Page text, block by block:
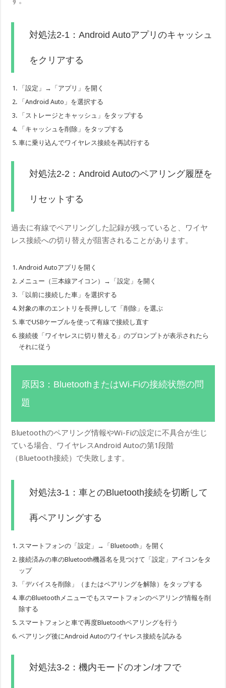
対処法2-1：Android Autoアプリのキャッシュ
をクリアする
「設定」→「アプリ」を開く
「Android Auto」を選択する
「ストレージとキャッシュ」をタップする
「キャッシュを削除」をタップする
車に乗り込んでワイヤレス接続を再試行する
対処法2-2：Android Autoのペアリング履歴を
リセットする
過去に有線でペアリングした記録が残っていると、ワイヤ
レス接続への切り替えが阻害されることがあります。
Android Autoアプリを開く
メニュー（三本線アイコン）→「設定」を開く
「以前に接続した車」を選択する
対象の車のエントリを長押しして「削除」を選ぶ
車でUSBケーブルを使って有線で接続し直す
接続後「ワイヤレスに切り替える」のプロンプトが表示されたら
それに従う
原因3：BluetoothまたはWi-Fiの接続状態の問
題
Bluetoothのペアリング情報やWi-Fiの設定に不具合が生じ
ている場合、ワイヤレスAndroid Autoの第1段階
（Bluetooth接続）で失敗します。
対処法3-1：車とのBluetooth接続を切断して
再ペアリングする
スマートフォンの「設定」→「Bluetooth」を開く
接続済みの車のBluetooth機器名を見つけて「設定」アイコンをタ
ップ
「デバイスを削除」（またはペアリングを解除）をタップする
車のBluetoothメニューでもスマートフォンのペアリング情報を削
除する
スマートフォンと車で再度Bluetoothペアリングを行う
ペアリング後にAndroid Autoのワイヤレス接続を試みる
対処法3-2：機内モードのオン/オフで